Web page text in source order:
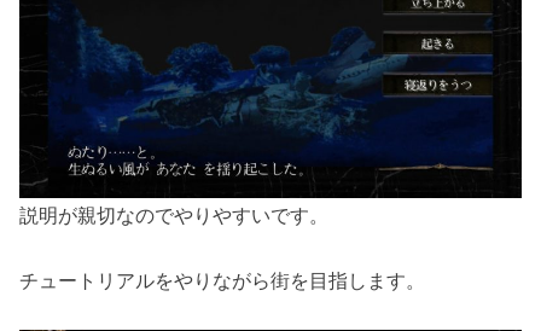
説明が親切なのでやりやすいです。
チュートリアルをやりながら街を目指します。